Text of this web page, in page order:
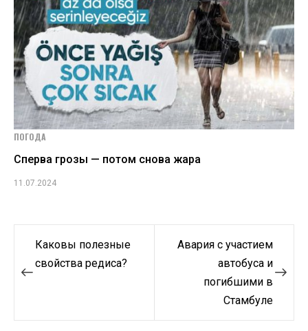
ПОГОДА
Сперва грозы — потом снова жара
11.07.2024
Навигация
по
Каковы полезные
свойства редиса?
Авария с участием
автобуса и
погибшими в
Стамбуле